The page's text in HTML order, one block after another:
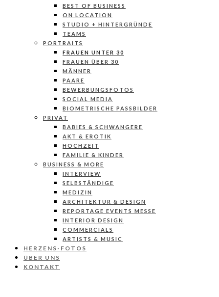
BEST OF BUSINESS
ON LOCATION
STUDIO + HINTERGRÜNDE
TEAMS
PORTRAITS
FRAUEN UNTER 30
FRAUEN ÜBER 30
MÄNNER
PAARE
BEWERBUNGSFOTOS
SOCIAL MEDIA
BIOMETRISCHE PASSBILDER
PRIVAT
BABIES & SCHWANGERE
AKT & EROTIK
HOCHZEIT
FAMILIE & KINDER
BUSINESS & MORE
INTERVIEW
SELBSTÄNDIGE
MEDIZIN
ARCHITEKTUR & DESIGN
REPORTAGE EVENTS MESSE
INTERIOR DESIGN
COMMERCIALS
ARTISTS & MUSIC
HERZENS-FOTOS
ÜBER UNS
KONTAKT